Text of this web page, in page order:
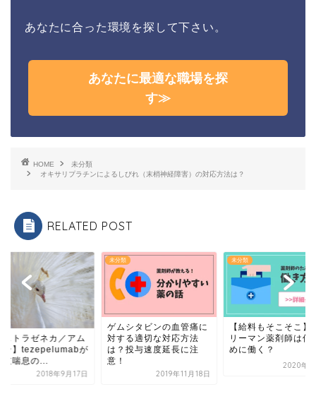
す≫
未分類
オキサリプラチンによるしびれ（末梢神経障害）の対応方法は？
ラゼネカ／アム
tezepelumabが
息の...
2018年9月17日
対する適切な対応方法
は？投与速度延長に注
意！
2019年11月18日
リーマン薬剤師は何のた
めに働く？
2020年3月4